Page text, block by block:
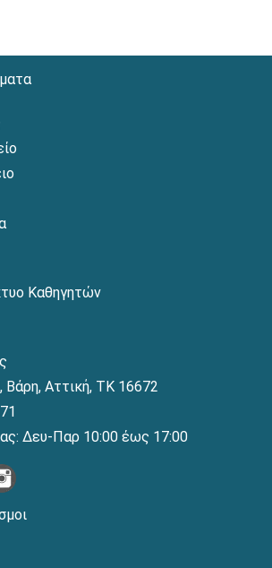
Καθηγητών
Βάρη, Αττική, ΤΚ 16672
Δευ-Παρ 10:00 έως 17:00